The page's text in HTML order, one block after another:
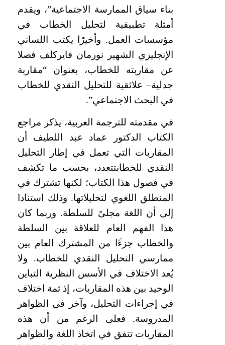
بناء سياق الممارسة الاجتماعية”، ويقدم
أمثلة تطبيقية لتحليل الخطاب في
مؤسسات العمل. وأخيرًا يكتب اللساني
الإنجليزي الشهير نورمان فايركلف فصلا
عن مقاربته للخطاب، بعنوان “مقاربة
جدلية– علائقية للتحليل النقدي للخطاب
في البحث الاجتماعي”.
في مقدمته للترجمة العربية، يذكر مراجع
الكتاب الدكتور عماد عبد اللطيف أن
المقاربات التي تعمل في إطار التحليل
النقدي للخطابتتعدد، بحسب ما تكشف
في فصول هذا الكتاب؛ لكنها تشترك في
المنطلق اللغوي لتحليلاتها. وذلك استنادا
إلى أن اللغة مجلىً للسلطة. وربما كان
هذا الفهم العام للعلاقة بين السلطة
والخطاب جزءًا من المشترك العام بين
ممارسي التحليل النقدي للخطاب. ولا
يُعد الاختلاف في الأسس النظرية التباين
الوحيد بين هذه المقاربات، إذ ثمة اختلاف
في إجراءات التحليل، وآخر في الظواهر
المدروسة. فعلى الرغم من أن هذه
المقاربات تتفق في اتخاذ اللغة والظواهر